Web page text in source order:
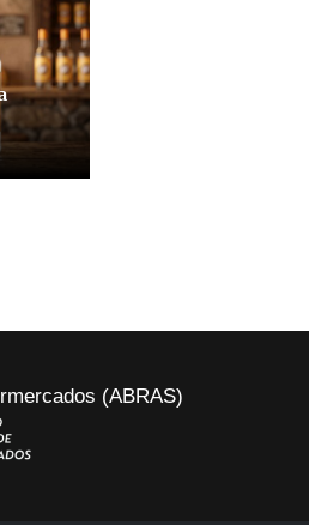
(ABRAS)